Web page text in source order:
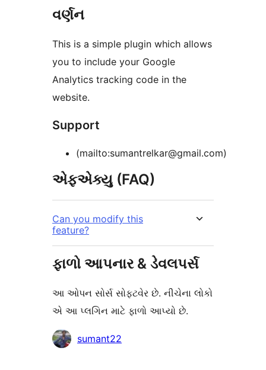
વર્ણન
This is a simple plugin which allows
you to include your Google
Analytics tracking code in the
website.
Support
(mailto:sumantrelkar@gmail.com)
એફએક્યુ (FAQ)
Can you modify this
feature?
ફાળો આપનાર & ડેવલપર્સ
આ ઓપન સોર્સ સોફ્ટવેર છે. નીચેના લોકો
એ આ પ્લગિન માટે ફાળો આપ્યો છે.
ફાળો
sumant22